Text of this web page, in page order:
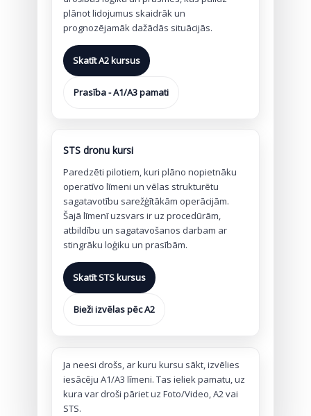
plānot lidojumus skaidrāk un
prognozējamāk dažādās situācijās.
Skatīt A2 kursus
Prasība - A1/A3 pamati
STS dronu kursi
Paredzēti pilotiem, kuri plāno nopietnāku
operatīvo līmeni un vēlas strukturētu
sagatavotību sarežģītākām operācijām.
Šajā līmenī uzsvars ir uz procedūrām,
atbildību un sagatavošanos darbam ar
stingrāku loģiku un prasībām.
Skatīt STS kursus
Bieži izvēlas pēc A2
Ja neesi drošs, ar kuru kursu sākt, izvēlies
iesācēju A1/A3 līmeni. Tas ieliek pamatu, uz
kura var droši pāriet uz Foto/Video, A2 vai
STS.